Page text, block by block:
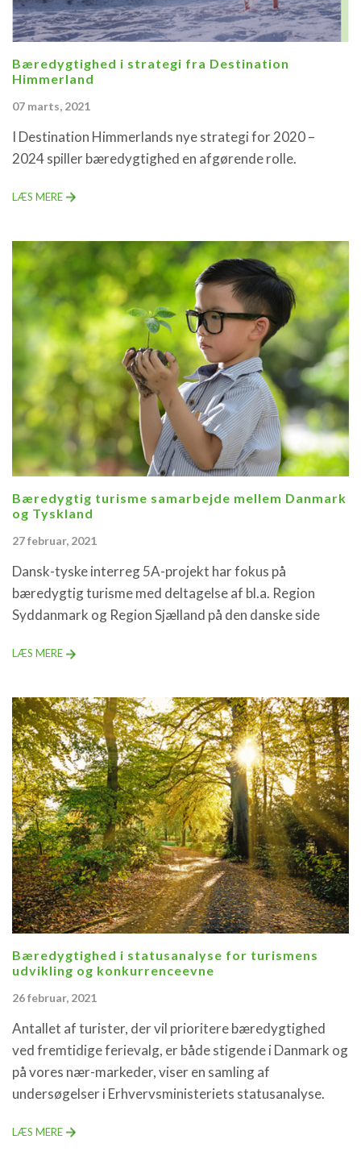
Bæredygtighed i strategi fra Destination
Himmerland
07 marts, 2021
I Destination Himmerlands nye strategi for 2020 –
2024 spiller bæredygtighed en afgørende rolle.
LÆS MERE
Bæredygtig turisme samarbejde mellem Danmark
og Tyskland
27 februar, 2021
Dansk-tyske interreg 5A-projekt har fokus på
bæredygtig turisme med deltagelse af bl.a. Region
Syddanmark og Region Sjælland på den danske side
LÆS MERE
Bæredygtighed i statusanalyse for turismens
udvikling og konkurrenceevne
26 februar, 2021
Antallet af turister, der vil prioritere bæredygtighed
ved fremtidige ferievalg, er både stigende i Danmark og
på vores nær-markeder, viser en samling af
undersøgelser i Erhvervsministeriets statusanalyse.
LÆS MERE